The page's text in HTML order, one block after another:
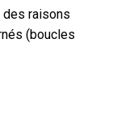
raisons
(boucles